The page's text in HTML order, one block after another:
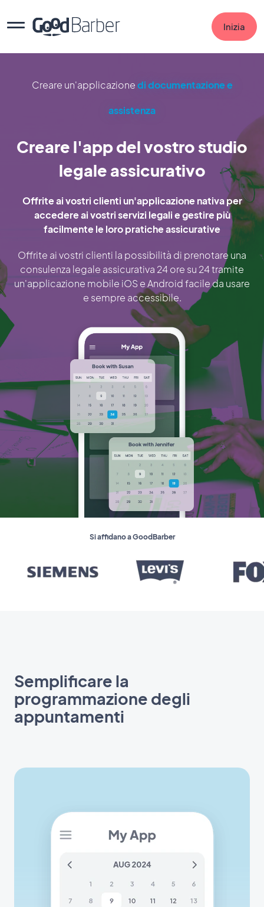
Inizia
Creare un'applicazionedi documentazione e
assistenza
Creare l'app del vostro studio
legale assicurativo
Offrite ai vostri clienti un'applicazione nativa per
accedere ai vostri servizi legali e gestire più
facilmente le loro pratiche assicurative
Offrite ai vostri clienti la possibilità di prenotare una
consulenza legale assicurativa 24 ore su 24 tramite
un'applicazione mobile iOS e Android facile da usare
e sempre accessibile.
Si affidano a GoodBarber
Semplificare la
programmazione degli
appuntamenti